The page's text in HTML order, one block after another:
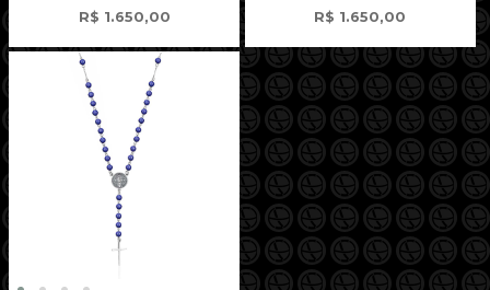
R$ 1.650,00
R$ 1.650,00